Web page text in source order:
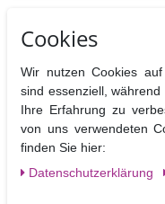
Cake Drums sind stabile,
ebene Pappscheiben die
sind.
Sie dienen als Tortenplatten
können b ei sorgfältigem
Die Drums können
Dekoration der Torte mit
Größe: Kantenlänge 27,9 cm
Cookies
Wir nutzen Cookies
sind essenziell,
Ihre Erfahrung zu
von uns verwendeten
finden Sie hier:
Daten­schutz­erklärung